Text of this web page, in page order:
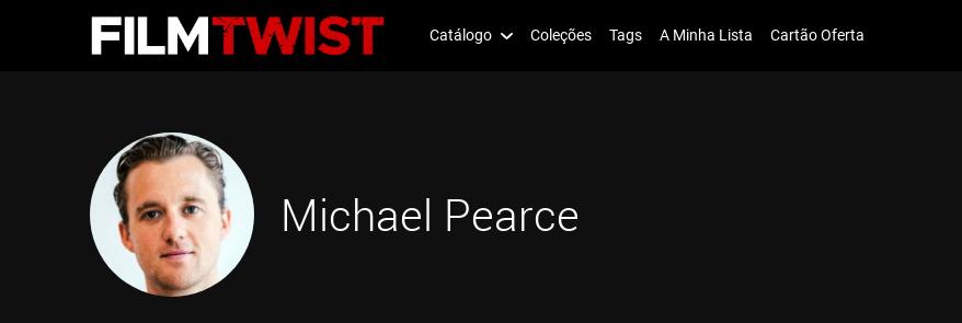
Catálogo Coleções Tags A Minha Lista Cartão Oferta
Michael Pearce